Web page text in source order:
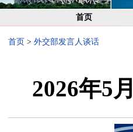
首页
首页 > 外交部发言人谈话
2026年5